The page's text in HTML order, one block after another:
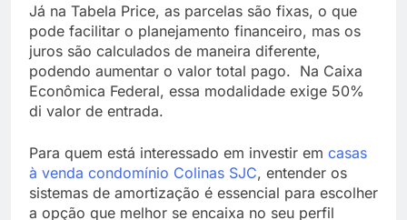
Já na Tabela Price, as parcelas são fixas, o que
pode facilitar o planejamento financeiro, mas os
juros são calculados de maneira diferente,
podendo aumentar o valor total pago. Na Caixa
Econômica Federal, essa modalidade exige 50%
di valor de entrada.
Para quem está interessado em investir em casas
à venda condomínio Colinas SJC, entender os
sistemas de amortização é essencial para escolher
a opção que melhor se encaixa no seu perfil